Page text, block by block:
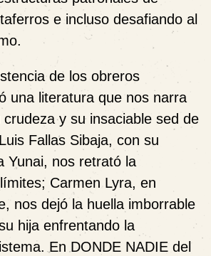
e incluso desafiando al
de los obreros
una literatura que nos narra
y su insaciable sed de
Fallas Sibaja, con su
Yunai, nos retrató la
Carmen Lyra, en
nos dejó la huella imborrable
hija enfrentando la
En DONDE NADIE del